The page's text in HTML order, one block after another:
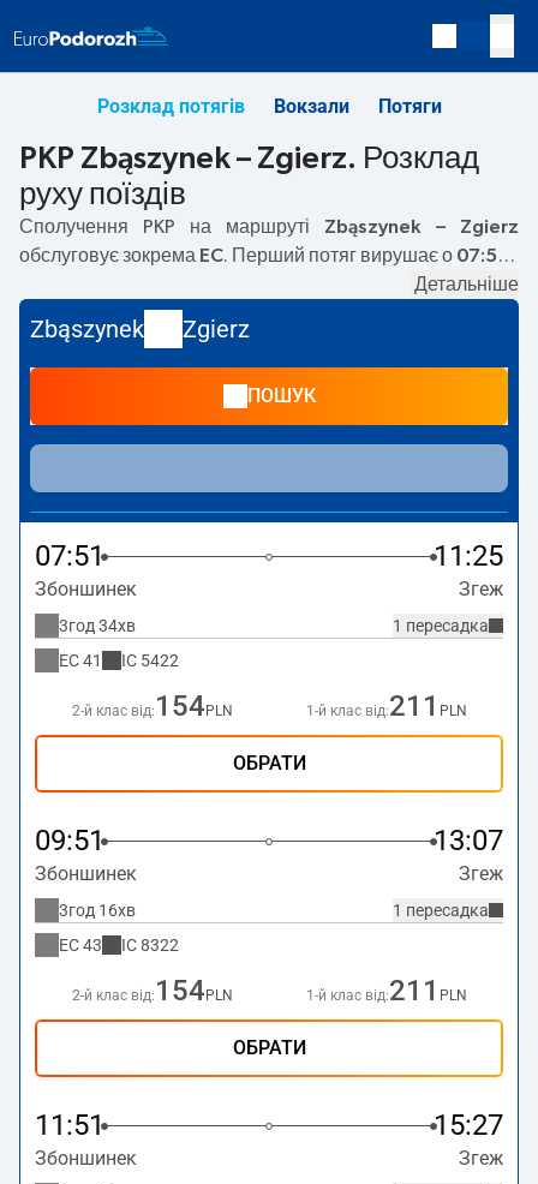
Розклад потягів Вокзали Потяги
PKP Zbąszynek – Zgierz. Розклад
руху поїздів
Сполучення PKP на маршруті Zbąszynek – Zgierz
обслуговує зокрема EC . Перший потяг вирушає о 07:51з
курсують також інші потяги:
квитка і зазвичай довший час подорожі. Потяг завершує
маршрут на станції Zgierz.
Детальніше
Zbąszynek Zgierz
ПОШУК
07:51 11:25
Збоншинек Згеж
1 пересадка
3год 34хв
EC41 IC 5422
2-й клас від: 154 PLN 1-й клас від:211 PLN
ОБРАТИ
09:51 13:07
Збоншинек Згеж
1 пересадка
3год 16хв
EC43 IC8322
2-й клас від: 154 PLN 1-й клас від:211 PLN
ОБРАТИ
11:51 15:27
Збоншинек Згеж